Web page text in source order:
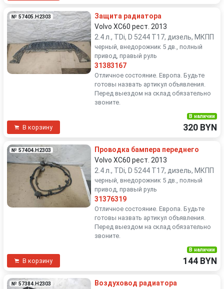
№ 57405.H2303
Защита радиатора
Volvo XC60 рест. 2013
2.4 л., TDi, D 5244 T17, дизель, МКПП
черный, внедорожник 5 дв., полный
привод, правый руль
31383167
Отличное состояние. Европа. Будьте
готовы назвать артикул объявления.
Перед выездом на склад обязательно
звоните.
В корзину
В наличии
320 BYN
№ 57404.H2303
Проводка бампера переднего
Volvo XC60 рест. 2013
2.4 л., TDi, D 5244 T17, дизель, МКПП
черный, внедорожник 5 дв., полный
привод, правый руль
31376319
Отличное состояние. Европа. Будьте
готовы назвать артикул объявления.
Перед выездом на склад обязательно
звоните.
В корзину
В наличии
144 BYN
№ 57384.H2303
Воздуховод радиатора